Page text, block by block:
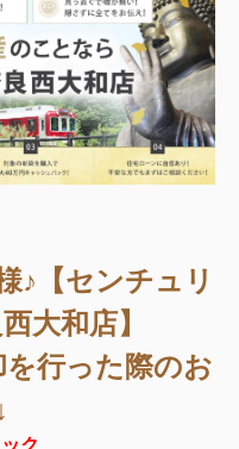
♪【センチュリ
大和店】
行った際のお